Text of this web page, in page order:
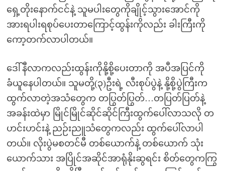
ရှေ့တိုးနောက်ငင်နဲ့ သူမပါးတွေကိုချိုင့်သွားအောင်ကို
အားရပါးရစုပ်ပေးတာကြောင့်ထွန်းကိုလည်း ခါးကြီးကို
ကော့တက်လာပါတယ်။
ဒေါ်နီလာကလည်းထွန်းကိုနို့စို့ပေးတာကို အပီအပြင်ကို
ခံယူနေပါတယ်။ သူမတို့(၃)ဦးရဲ့ လီးစုပ်ပွဲနဲ့ နို့စို့ပွဲကြီးက
ထွက်လာတဲ့အသံတွေက တပြွတ်ပြွတ်…တပြတ်ပြတ်နဲ့
အခန်းထဲမှာ မြိုင်မြိုင်ဆိုင်ဆိုင်ကြီးထွက်ပေါ်လာသလို တ
ဟင်းဟင်းနဲ့ ညဉ်းညူသံတွေကလည်း ထွက်ပေါ်လာပါ
တယ်။ လိုးပွဲမစတင်မီ တစ်ယောက်နဲ့ တစ်ယောက် သုံး
ယောက်သား အပြိုင်အဆိုင်အာရုံနိုးဆွရင်း စိတ်တွေကကြွ